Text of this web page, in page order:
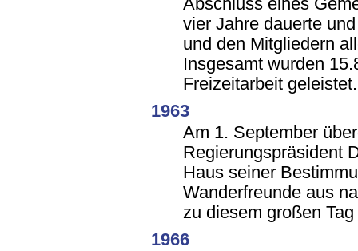
Abschluss eines
vier Jahre dauerte
und den Mitgliedern
Insgesamt wurden
Freizeitarbeit geleistet.
1963
Am 1. September
Regierungspräsident
Haus seiner
Wanderfreunde aus
zu diesem großen
1966